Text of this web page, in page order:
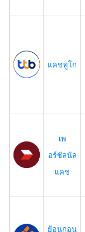
แคชทูโก
เพ
อร์ชัลนัล
แคช
ย้อนก่อน